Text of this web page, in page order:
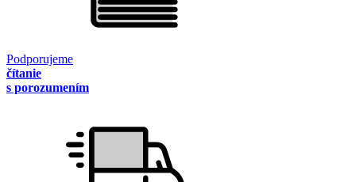
Podporujeme
čítanie
s porozumením